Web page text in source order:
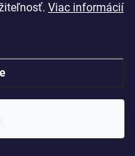
Viac informácií